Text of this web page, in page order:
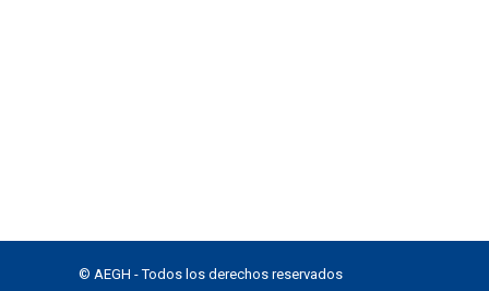
© AEGH - Todos los derechos reservados